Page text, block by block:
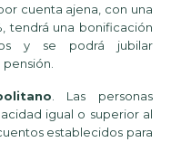
cuenta ajena, con una
tendrá una bonificación
y se podrá jubilar
. Las personas
igual o superior al
establecidos para